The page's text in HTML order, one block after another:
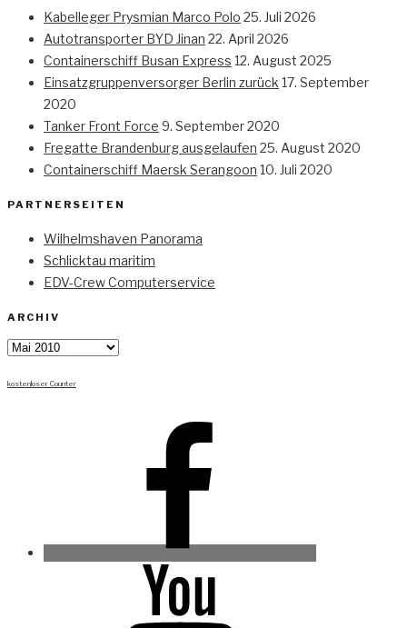
Kabelleger Prysmian Marco Polo 25. Juli 2026
Autotransporter BYD Jinan 22. April 2026
Containerschiff Busan Express 12. August 2025
Einsatzgruppenversorger Berlin zurück 17. September
2020
Tanker Front Force 9. September 2020
Fregatte Brandenburg ausgelaufen 25. August 2020
Containerschiff Maersk Serangoon 10. Juli 2020
PARTNERSEITEN
Wilhelmshaven Panorama
Schlicktau maritim
EDV-Crew Computerservice
ARCHIV
Archiv
kostenloser Counter